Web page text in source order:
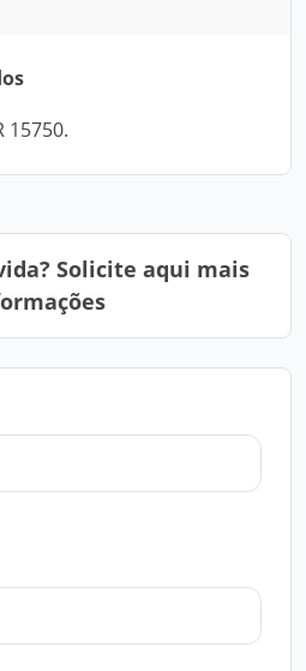
15750.
Solicite aqui mais